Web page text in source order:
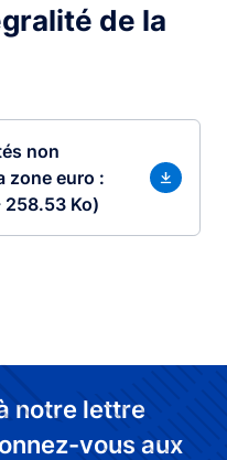
de la
non
zone euro :
258.53 Ko)
notre lettre
vous aux